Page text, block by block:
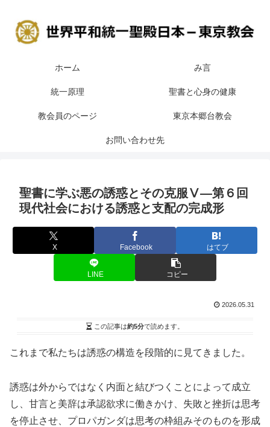
ホーム み言
統一原理 聖書と心身の健康
教会員のページ 東京本郷台教会
お問い合わせ先
聖書に学ぶ悪の誘惑とその克服Ⅴ―第６回
現代社会における誘惑と支配の完成形
X Facebook はてブ
LINE コピー
2026.05.31
この記事は約5分で読めます。
これまで私たちは誘惑の構造を段階的に見てきました。
誘惑は外からではなく内面と結びつくことによって成立
し、甘言と美辞は承認欲求に働きかけ、失敗と挫折は思考
を停止させ、プロパガンダは思考の枠組みそのものを形成